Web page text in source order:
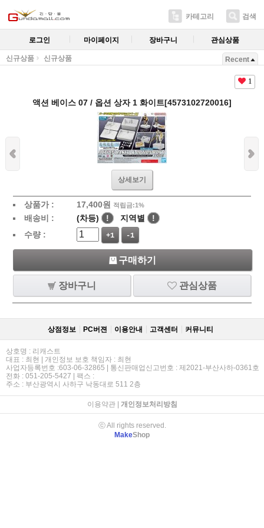
카테고리 검색
로그인 마이페이지 장바구니 관심상품
신규상품 신규상품 Recent
1
액션 베이스 07 / 옵션 상자 1 화이트[4573102720016]
상세보기
상품가 : 17,400원 적립금:1%
배송비 : (차등) ! 지역별
!
수량 :
+1 -1
구매하기
장바구니 관심상품
상점정보 PC버젼 이용안내 고객센터 커뮤니티
상호명 : 리캐스트
대표 : 최현 | 개인정보 보호 책임자 : 최현
사업자등록번호 :603-06-32865 | 통신판매업신고번호 : 제2021-부산사하-0361호
전화 : 051-205-5427 | 팩스 :
주소 : 부산광역시 사하구 낙동대로 511 2층
이용약관| 개인정보처리방침
ⓒ All rights reserved.
MakeShop